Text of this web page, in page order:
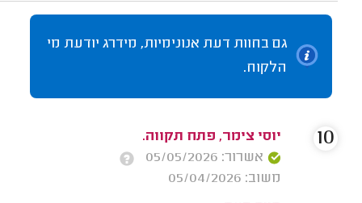
גם בחוות דעת אנונימיות, מידרג יודעת מי
הלקוח.
יוסי צימר, פתח תקווה.
אשרור: 05/05/2026
משוב: 05/04/2026
10